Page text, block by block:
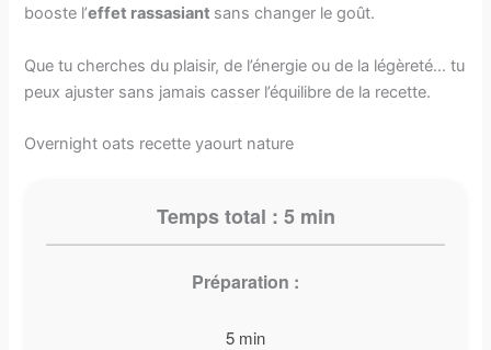
booste l’effet rassasiant sans changer le goût.
Que tu cherches du plaisir, de l’énergie ou de la légèreté… tu
peux ajuster sans jamais casser l’équilibre de la recette.
Overnight oats recette yaourt​ nature
Temps total : 5 min
Préparation :
5 min